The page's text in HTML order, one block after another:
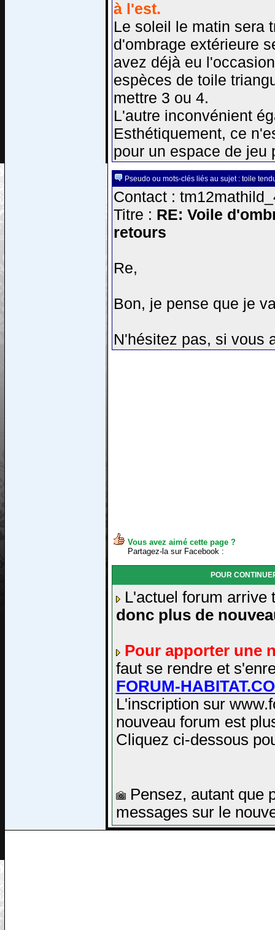
à l'est.
Le soleil le matin sera
d'ombrage extérieure
avez déjà eu
espèces de toile
mettre 3 ou 4.
L'autre inconvénient
Esthétiquement, ce
pour un espace de jeu
Pseudo ou mots-clés liés au sujet : toile
Contact :
Titre : RE: Voile
retours
Re,
Bon, je pense que je
N'hésitez pas, si vous
Vous avez aimé cette page ?
Partagez-la sur Facebook :
POUR
L'actuel forum arrive
donc plus de
Pour apporter une
faut se rendre et
FORUM-
L'inscription sur
nouveau forum est
Cliquez ci-dessous
Pensez, autant que
messages sur le